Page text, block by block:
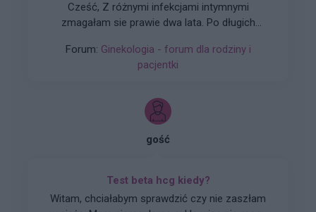
Cześć, Z różnymi infekcjami intymnymi
zmagałam sie prawie dwa lata. Po długich
problem pozostał, czuję ciągły dyskomfort oraz
mam zaczerwienienia w bruzdach między
chciałaby wykonac u mnie osocze
bogatoplytkowe w te miejsca. Może któraś z
nim wiecej sie wypowiedzieć. Będę wdzięczna
Forum: Ginekologia - forum dla rodziny i
pacjentki
gość
Test beta hcg kiedy?
Witam, chciałabym sprawdzić czy nie zaszłam